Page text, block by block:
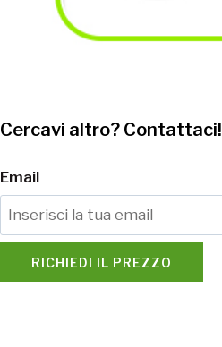
Cercavi altro? Contattaci!
Email
RICHIEDI IL PREZZO